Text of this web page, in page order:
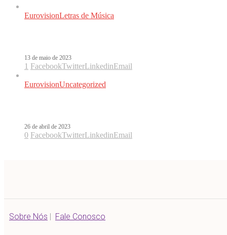
EurovisionLetras de Música
13 de maio de 2023
1 FacebookTwitterLinkedinEmail
EurovisionUncategorized
26 de abril de 2023
0 FacebookTwitterLinkedinEmail
Sobre Nós | Fale Conosco